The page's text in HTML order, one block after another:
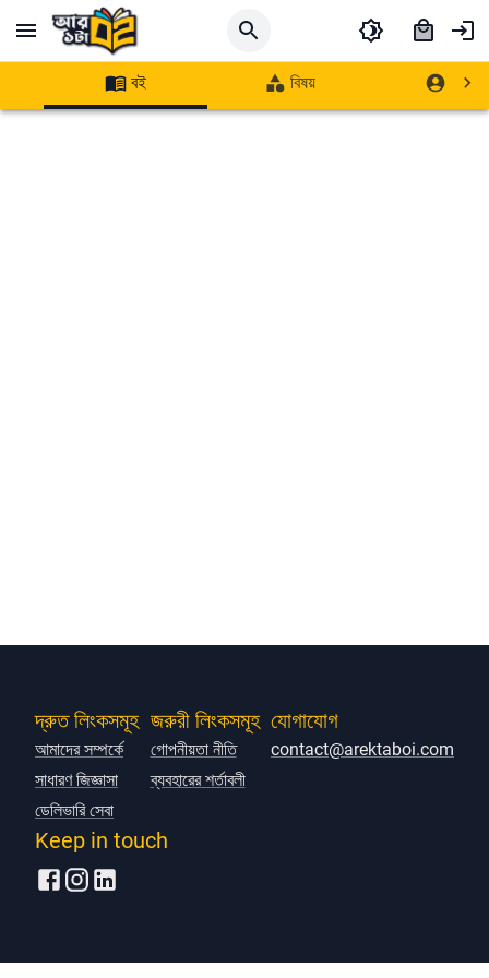
বই বিষয় লেখক
দ্রুত লিংকসমূহ
আমাদের সম্পর্কে
সাধারণ জিজ্ঞাসা
ডেলিভারি সেবা
জরুরী লিংকসমূহ
গোপনীয়তা নীতি
ব্যবহারের শর্তাবলী
যোগাযোগ
contact@arektaboi.com
Keep in touch